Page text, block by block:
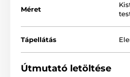
Alkalmas macskáknak és
Könnyen hozzáférhető
Beépített érzékelők az
Méret
Tápellátás
Útmutató letöltése